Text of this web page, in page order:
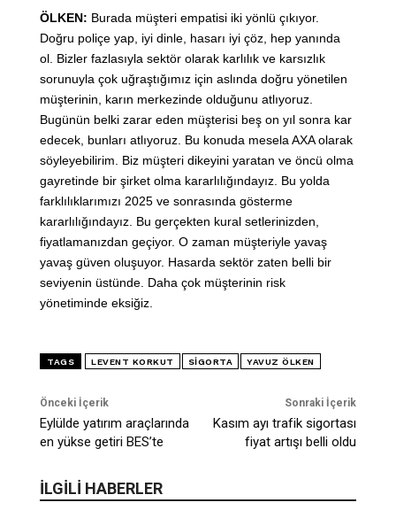
ÖLKEN: Burada müşteri empatisi iki yönlü çıkıyor.
Doğru poliçe yap, iyi dinle, hasarı iyi çöz, hep yanında
ol. Bizler fazlasıyla sektör olarak karlılık ve karsızlık
sorunuyla çok uğraştığımız için aslında doğru yönetilen
müşterinin, karın merkezinde olduğunu atlıyoruz.
Bugünün belki zarar eden müşterisi beş on yıl sonra kar
edecek, bunları atlıyoruz. Bu konuda mesela AXA olarak
söyleyebilirim. Biz müşteri dikeyini yaratan ve öncü olma
gayretinde bir şirket olma kararlılığındayız. Bu yolda
farklılıklarımızı 2025 ve sonrasında gösterme
kararlılığındayız. Bu gerçekten kural setlerinizden,
fiyatlamanızdan geçiyor. O zaman müşteriyle yavaş
yavaş güven oluşuyor. Hasarda sektör zaten belli bir
seviyenin üstünde. Daha çok müşterinin risk
yönetiminde eksiğiz.
TAGS LEVENT KORKUT SIGORTA YAVUZ ÖLKEN
Önceki İçerik
Eylülde yatırım araçlarında
en yükse getiri BES’te
Sonraki İçerik
Kasım ayı trafik sigortası
fiyat artışı belli oldu
İLGİLİ HABERLER